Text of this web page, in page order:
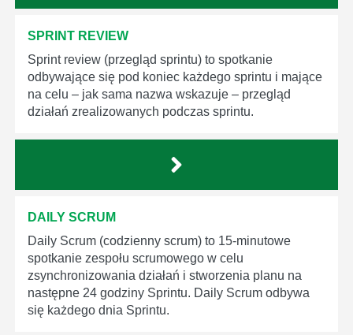
SPRINT REVIEW
Sprint review (przegląd sprintu) to spotkanie
odbywające się pod koniec każdego sprintu i mające
na celu – jak sama nazwa wskazuje – przegląd
działań zrealizowanych podczas sprintu.
DAILY SCRUM
Daily Scrum (codzienny scrum) to 15-minutowe
spotkanie zespołu scrumowego w celu
zsynchronizowania działań i stworzenia planu na
następne 24 godziny Sprintu. Daily Scrum odbywa
się każdego dnia Sprintu.